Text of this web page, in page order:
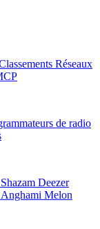
Réseaux
de radio
Shazam Deezer
Anghami Melon